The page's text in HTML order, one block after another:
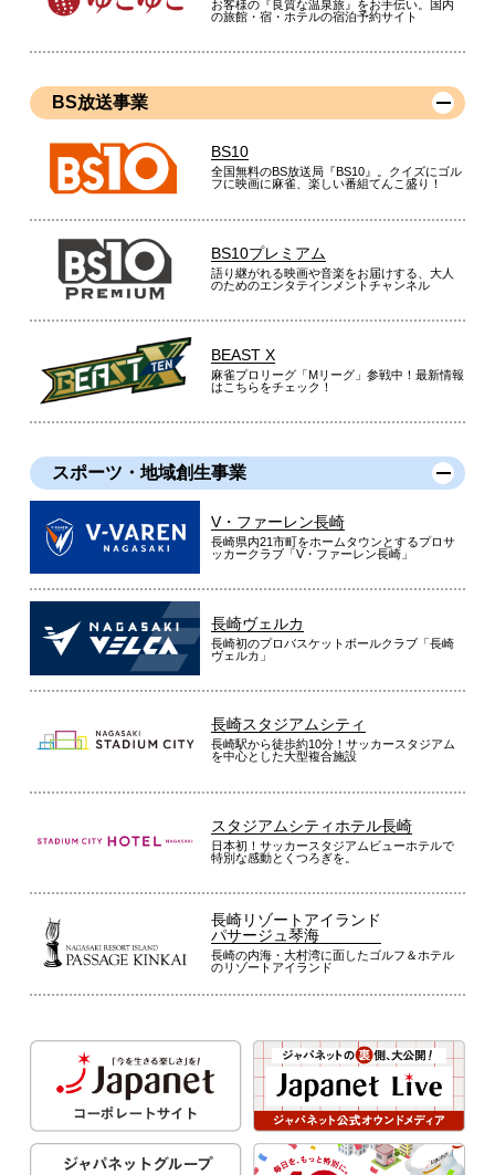
お客様の『良質な温泉旅』をお手伝い。国内
の旅館・宿・ホテルの宿泊予約サイト
BS放送事業
BS10
全国無料のBS放送局『BS10』。クイズにゴル
フに映画に麻雀、楽しい番組てんこ盛り！
BS10プレミアム
語り継がれる映画や音楽をお届けする、大人
のためのエンタテインメントチャンネル
BEAST X
麻雀プロリーグ「Mリーグ」参戦中！最新情報
はこちらをチェック！
スポーツ・地域創生事業
V・ファーレン長崎
長崎県内21市町をホームタウンとするプロサ
ッカークラブ「V・ファーレン長崎」
長崎ヴェルカ
長崎初のプロバスケットボールクラブ「長崎
ヴェルカ」
長崎スタジアムシティ
長崎駅から徒歩約10分！サッカースタジアム
を中心とした大型複合施設
スタジアムシティホテル長崎
日本初！サッカースタジアムビューホテルで
特別な感動とくつろぎを。
長崎リゾートアイランド
パサージュ琴海
長崎の内海・大村湾に面したゴルフ＆ホテル
のリゾートアイランド